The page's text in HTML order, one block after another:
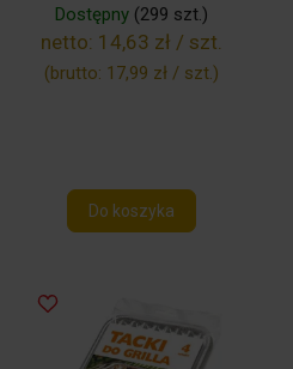
Dostępny(299 szt.)
netto: 14,63 zł / szt.
(brutto: 17,99 zł / szt.)
Do koszyka